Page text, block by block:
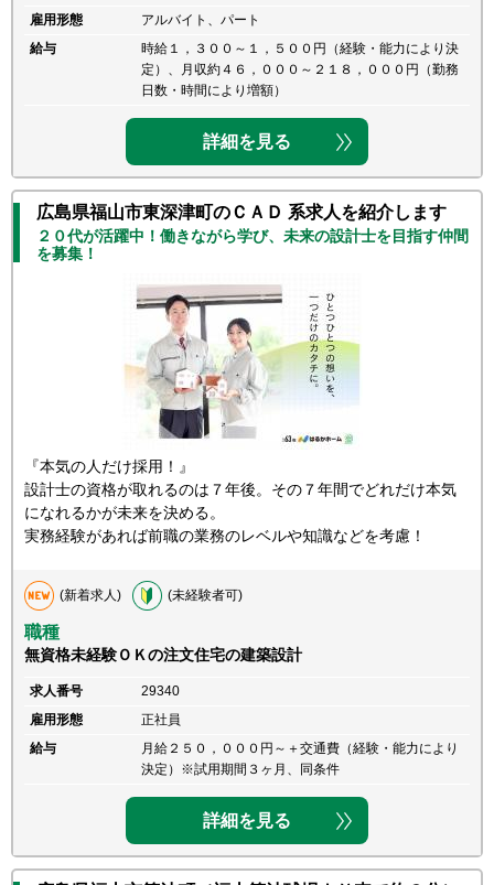
雇用形態
アルバイト、パート
給与
時給１，３００～１，５００円（経験・能力により決
定）、月収約４６，０００～２１８，０００円（勤務
日数・時間により増額）
詳細を見る
広島県福山市東深津町のＣＡＤ 系求人を紹介します
２０代が活躍中！働きながら学び、未来の設計士を目指す仲間
を募集！
『本気の人だけ採用！』
設計士の資格が取れるのは７年後。その７年間でどれだけ本気
になれるかが未来を決める。
実務経験があれば前職の業務のレベルや知識などを考慮！
(新着求人) (未経験者可)
職種
無資格未経験ＯＫの注文住宅の建築設計
求人番号
29340
雇用形態
正社員
給与
月給２５０，０００円～＋交通費（経験・能力により
決定）※試用期間３ヶ月、同条件
詳細を見る